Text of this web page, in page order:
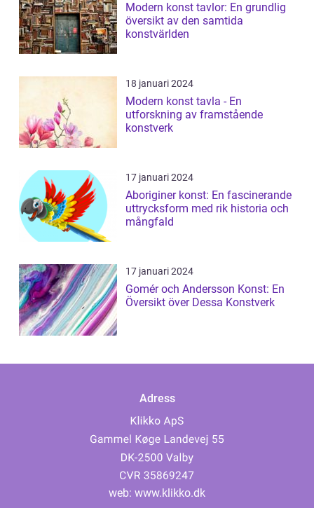
Modern konst tavlor: En grundlig
översikt av den samtida
konstvärlden
18 januari 2024
Modern konst tavla - En
utforskning av framstående
konstverk
17 januari 2024
Aboriginer konst: En fascinerande
uttrycksform med rik historia och
mångfald
17 januari 2024
Gomér och Andersson Konst: En
Översikt över Dessa Konstverk
Adress
web: www.klikko.dk